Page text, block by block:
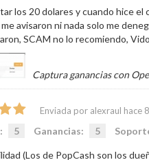
los 20 dolares y cuando hice
avisaron ni nada solo me
SCAM no lo recomiendo,
Captura ganancias con
Enviada por alexraul hace
5 Ganancias: 5
(Los de PopCash son los